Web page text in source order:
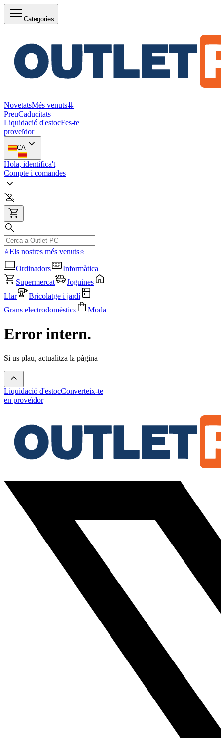
Categories
NovetatsMés venuts⇊
PreuCaducitats
Liquidació d'estocFes-te
proveïdor
CA
Hola, identifica't
Compte i comandes
⭐Els nostres més venuts⭐
Ordinadors
Informàtica
Supermercat
Joguines
Llar
Bricolatge i jardí
Grans electrodomèstics
Moda
Error intern.
Si us plau, actualitza la pàgina
Liquidació d'estocConverteix-te
en proveïdor